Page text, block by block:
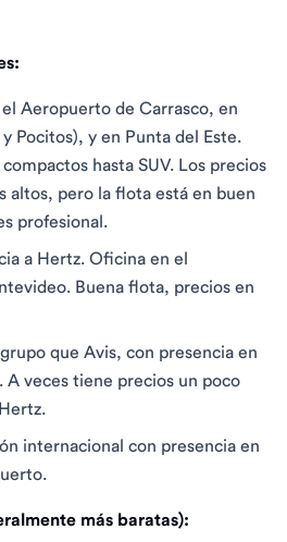
Aeropuerto de Carrasco, en
Pocitos), y en Punta del Este.
hasta SUV. Los precios
altos, pero la flota está en buen
profesional.
a Hertz. Oficina en el
Buena flota, precios en
que Avis, con presencia en
A veces tiene precios un poco
internacional con presencia en
más baratas):